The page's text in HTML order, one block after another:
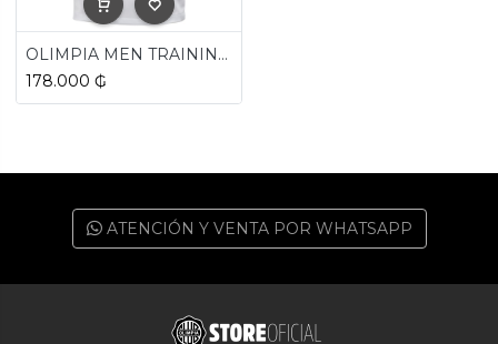
OLIMPIA MEN TRAINING TOP 2024
178.000 ₲
ATENCIÓN Y VENTA POR WHATSAPP